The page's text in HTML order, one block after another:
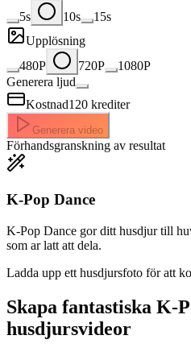
5s
10s
15s
Upplösning
480P
720P
1080P
Generera ljud
Kostnad120 krediter
Generera video
Förhandsgranskning av resultat
K-Pop Dance
K-Pop Dance gor ditt husdjur till
som ar latt att dela.
Ladda upp ett husdjursfoto för att
Skapa fantastiska K-
husdjursvideor